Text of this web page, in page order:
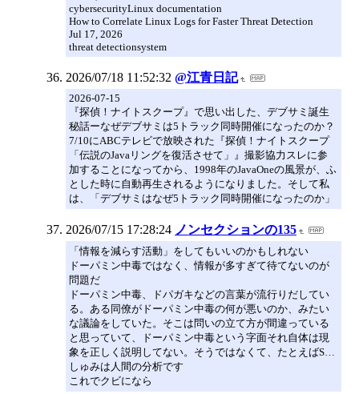
cybersecurityLinux documentation
How to Correlate Linux Logs for Faster Threat Detection
Jul 17, 2026
threat detectionsystem
2026/07/18 11:52:32 @江青日記
2026-07-15
『探偵！ナイトスクープ』で思い出した、デブサミ誕生
秘話ーなぜデブサミは5トラック同時開催になったのか？
7/10にABCテレビで放映された『探偵！ナイトスクープ
「伝説のJavaリングを復活させて」』撮影協力スレに参
加することになってから、1998年のJavaOneの風景が、ふ
とした時に自動再生されるようになりました。そして私
は、「デブサミはなぜ5トラック同時開催になったのか」
2026/07/15 17:28:24 ノンセクションの135
「情報を減らす活動」をしてもいいのかもしれない
ドーパミン中毒ではなく、情報が多すぎて待てないのが
問題だ
ドーパミン中毒、ドパガキなどの言葉が流行りだしてい
る。ある同僚がドーパミン中毒の何が悪いのか、みたい
な議論をしていた。そこは問いの立て方が間違っている
と思っていて、ドーパミン中毒という字面それ自体は現
象を正しく説明してない。そうではなくて、たとえばS…
しゅみは人間の分析です
これでクビになら